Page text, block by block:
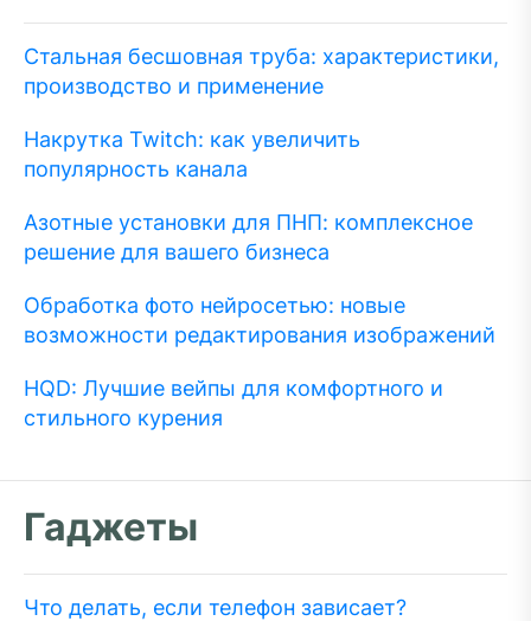
Стальная бесшовная труба: характеристики,
производство и применение
Накрутка Twitch: как увеличить
популярность канала
Азотные установки для ПНП: комплексное
решение для вашего бизнеса
Обработка фото нейросетью: новые
возможности редактирования изображений
HQD: Лучшие вейпы для комфортного и
стильного курения
Гаджеты
Что делать, если телефон зависает?